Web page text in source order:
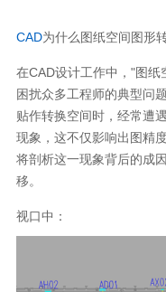
CAD为什么图纸空间图形
在CAD设计工作中，"图
困扰众多工程师的典型问
贴作转换空间时，经常遭
现象，这不仅影响出图精
将剖析这一现象背后的成
移。
视口中：